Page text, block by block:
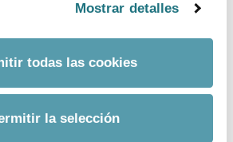
Mostrar detalles
todas las cookies
la selección
desabastecimientos de
embargo, advirtió, el complejo
y geopolítico actual afecta
márgenes muy estrechos. “La
países, en particular de las